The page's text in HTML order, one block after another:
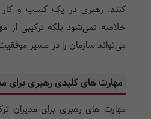
کنند. رهبری در یک کسب و کار
خلاصه نمی‌شود بلکه ترکیبی
می‌تواند سازمان را در مسیر
مهارت‌ های کلیدی رهبری برای
مهارت های رهبری برای مدیران